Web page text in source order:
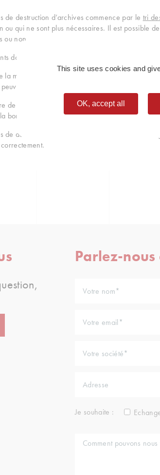
de destruction d’archives commence par le tri
ou qui ne sont plus nécessaires. Il est possible
ou non.
doivent être vérifiés afin de s’assurer qu’aucune
la méthode de destruction : les archives
être simplement effacées ou
de destruction peut alors opérer à l’élimination
bonne élimination des archives.
de destruction d’archives doit être réalisé avec
Parlez-
Je souhaite :
This site uses cookies and
OK, accept all